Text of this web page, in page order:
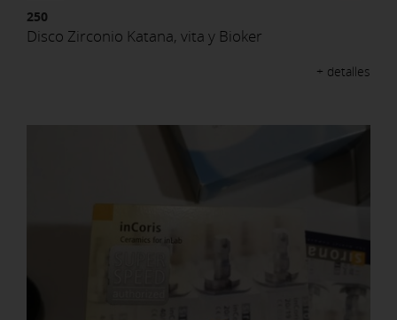
250
Disco Zirconio Katana, vita y Bioker
+ detalles